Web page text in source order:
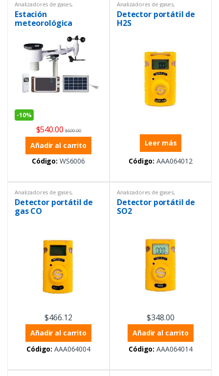
Analizadores de gases,
Estacionarios Instrumentación y
Procesos
Estación
meteorológica
-10%
$540.00 $600.00
Añadir al carrito
Código: WS6006
Analizadores de gases,
Analizadores de gases,
Analizadores de gases,Equipos
de Laboratorio
medición ambiental
Detector portátil de
H2S
Leer más
Código: AAA064012
Analizadores de gases,
Analizadores de gases,
Analizadores de gases,Equipos
de Laboratorio
medición ambiental
Detector portátil de
gas CO
$466.12
Añadir al carrito
Código: AAA064004
Analizadores de gases,
Analizadores de gases,
Analizadores de gases,Equipos
de Laboratorio
medición ambiental
Detector portátil de
SO2
$348.00
Añadir al carrito
Código: AAA064014